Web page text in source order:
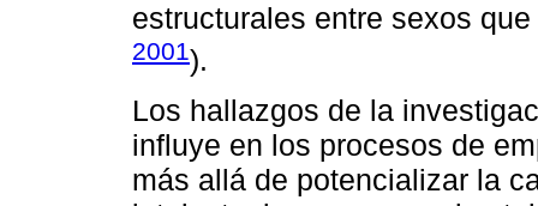
estructurales entre sexos
2001).
Los hallazgos de la
influye en los procesos de
más allá de potencializar la